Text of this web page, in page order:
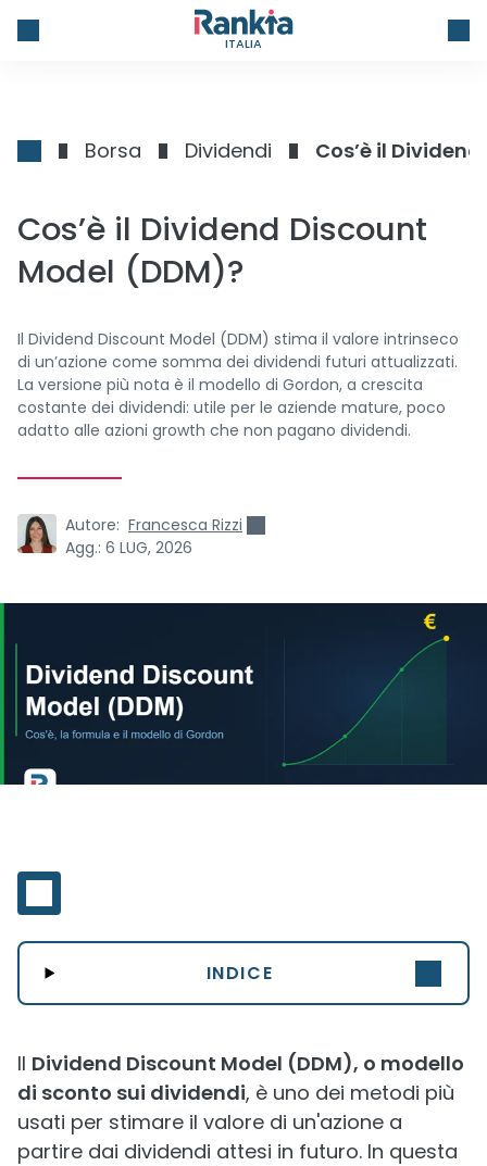
ITALIA
Borsa Dividendi Cos’è il
Cos’è il Dividend Discount
Model (DDM)?
Il Dividend Discount Model (DDM) stima il valore intrinseco
di un’azione come somma dei dividendi futuri attualizzati.
La versione più nota è il modello di Gordon, a crescita
costante dei dividendi: utile per le aziende mature, poco
adatto alle azioni growth che non pagano dividendi.
Autore: Francesca Rizzi
Agg.: 6 LUG, 2026
INDICE
Il Dividend Discount Model (DDM), o modello
di sconto sui dividendi, è uno dei metodi più
usati per stimare il valore di un'azione a
partire dai dividendi attesi in futuro. In questa